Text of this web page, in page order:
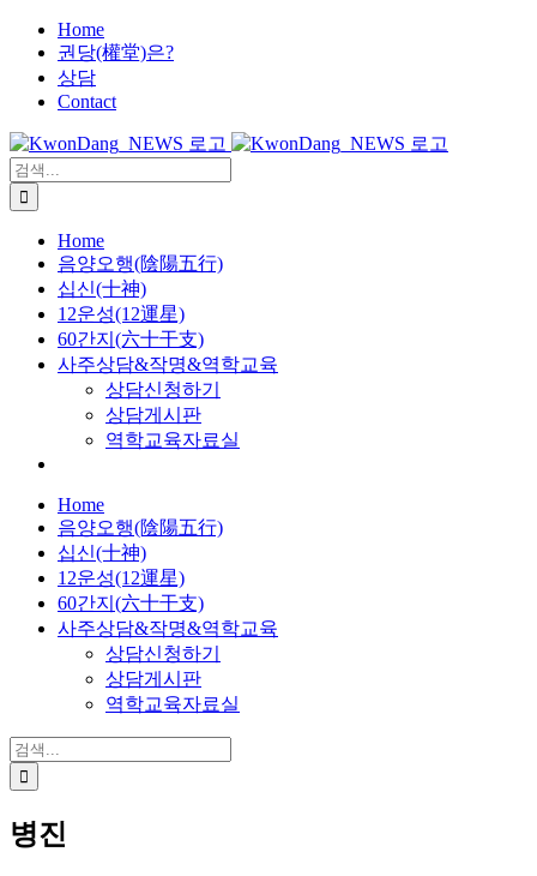
건
너
뛰
기
Home
권당(權堂)은?
상담
Contact
검
색:
Home
음양오행(陰陽五行)
십신(十神)
12운성(12運星)
60간지(六十干支)
사주상담&작명&역학교육
상담신청하기
상담게시판
역학교육자료실
Home
음양오행(陰陽五行)
십신(十神)
12운성(12運星)
60간지(六十干支)
사주상담&작명&역학교육
상담신청하기
상담게시판
역학교육자료실
검
색:
병진